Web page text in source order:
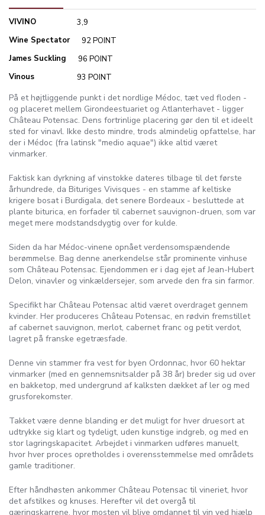
VIVINO
3,9
Wine Spectator
92 POINT
James Suckling
96 POINT
Vinous
93 POINT
På et højtliggende punkt i det nordlige Médoc, tæt ved floden -
og placeret mellem Girondeestuariet og Atlanterhavet - ligger
Château Potensac. Dens fortrinlige placering gør den til et ideelt
sted for vinavl. Ikke desto mindre, trods almindelig opfattelse, har
der i Médoc (fra latinsk "medio aquae") ikke altid været
vinmarker.
Faktisk kan dyrkning af vinstokke dateres tilbage til det første
århundrede, da Bituriges Vivisques - en stamme af keltiske
krigere bosat i Burdigala, det senere Bordeaux - besluttede at
plante biturica, en forfader til cabernet sauvignon-druen, som var
meget mere modstandsdygtig over for kulde.
Siden da har Médoc-vinene opnået verdensomspændende
berømmelse. Bag denne anerkendelse står prominente vinhuse
som Château Potensac. Ejendommen er i dag ejet af Jean-Hubert
Delon, vinavler og vinkældersejer, som arvede den fra sin farmor.
Specifikt har Château Potensac altid været overdraget gennem
kvinder. Her produceres Château Potensac, en rødvin fremstillet
af cabernet sauvignon, merlot, cabernet franc og petit verdot,
lagret på franske egetræsfade.
Denne vin stammer fra vest for byen Ordonnac, hvor 60 hektar
vinmarker (med en gennemsnitsalder på 38 år) breder sig ud over
en bakketop, med undergrund af kalksten dækket af ler og med
grusforekomster.
Takket være denne blanding er det muligt for hver druesort at
udtrykke sig klart og tydeligt, uden kunstige indgreb, og med en
stor lagringskapacitet. Arbejdet i vinmarken udføres manuelt,
hvor hver proces opretholdes i overensstemmelse med områdets
gamle traditioner.
Efter håndhøsten ankommer Château Potensac til vineriet, hvor
det afstilkes og knuses. Herefter vil det overgå til
gæringskarrene, hvor mosten vil blive omdannet til vin ved hjælp